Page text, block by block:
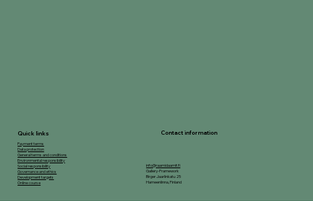
Payment terms
Data protection
General terms and conditions
Environmental responsibility
Social responsibility
Governance and ethics
Development targets
Online course
Quick links Contact information
info@raamidaamit.fi
Gallery-Framework
Birger Jaarlinkatu 25
Hameenlinna, Finland